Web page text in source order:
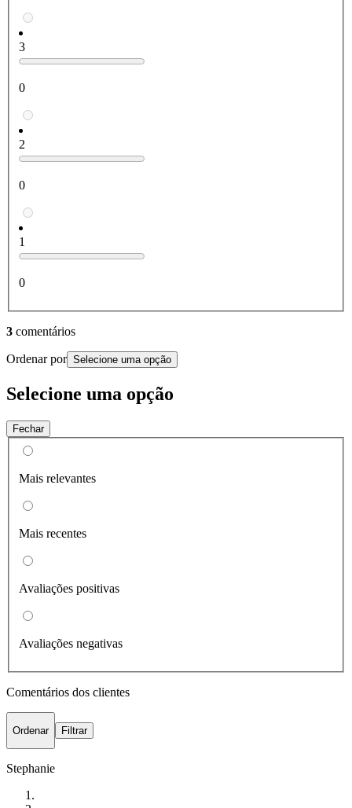
3
0
2
0
1
0
3 comentários
Ordenar por Selecione uma opção
Selecione uma opção
Fechar
Mais relevantes
Mais recentes
Avaliações positivas
Avaliações negativas
Comentários dos clientes
Ordenar Filtrar
Stephanie